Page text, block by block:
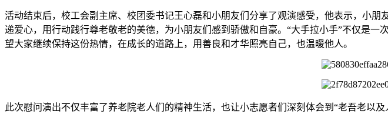
活动结束后，校工会副主席、校团委书记王心磊和小朋友们分享了观演感受，他表示，小
递爱心，用行动践行尊老敬老的美德，为小朋友们感到骄傲和自豪。“大手拉小手”不仅是
望大家继续保持这份热情，在成长的道路上，用善良和才华照亮自己，也温暖他人。
此次慰问演出不仅丰富了养老院老人们的精神生活，也让小志愿者们深刻体会到“老吾老以